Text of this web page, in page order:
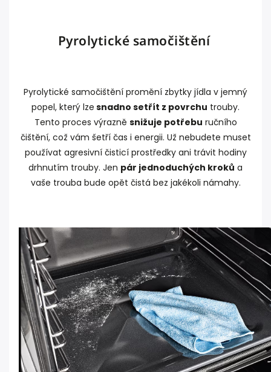
Pyrolytické samočištění
Pyrolytické samočištění promění zbytky jídla v jemný
popel, který lze snadno setřít z povrchu trouby.
Tento proces výrazně snižuje potřebu ručního
čištění, což vám šetří čas i energii. Už nebudete muset
používat agresivní čisticí prostředky ani trávit hodiny
drhnutím trouby. Jen pár jednoduchých kroků a
vaše trouba bude opět čistá bez jakékoli námahy.